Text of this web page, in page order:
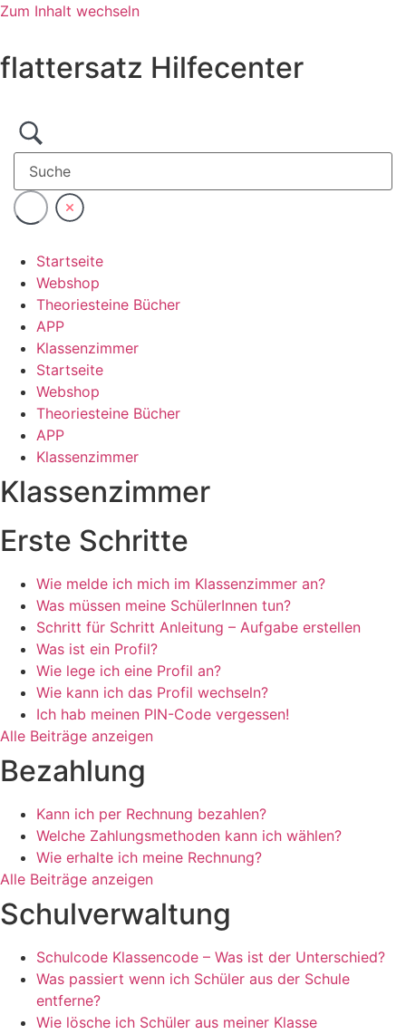
Zum Inhalt wechseln
flattersatz Hilfecenter
Startseite
Webshop
Theoriesteine Bücher
APP
Klassenzimmer
Startseite
Webshop
Theoriesteine Bücher
APP
Klassenzimmer
Klassenzimmer
Erste Schritte
Wie melde ich mich im Klassenzimmer an?
Was müssen meine SchülerInnen tun?
Schritt für Schritt Anleitung – Aufgabe erstellen
Was ist ein Profil?
Wie lege ich eine Profil an?
Wie kann ich das Profil wechseln?
Ich hab meinen PIN-Code vergessen!
Alle Beiträge anzeigen
Bezahlung
Kann ich per Rechnung bezahlen?
Welche Zahlungsmethoden kann ich wählen?
Wie erhalte ich meine Rechnung?
Alle Beiträge anzeigen
Schulverwaltung
Schulcode Klassencode – Was ist der Unterschied?
Was passiert wenn ich Schüler aus der Schule
entferne?
Wie lösche ich Schüler aus meiner Klasse